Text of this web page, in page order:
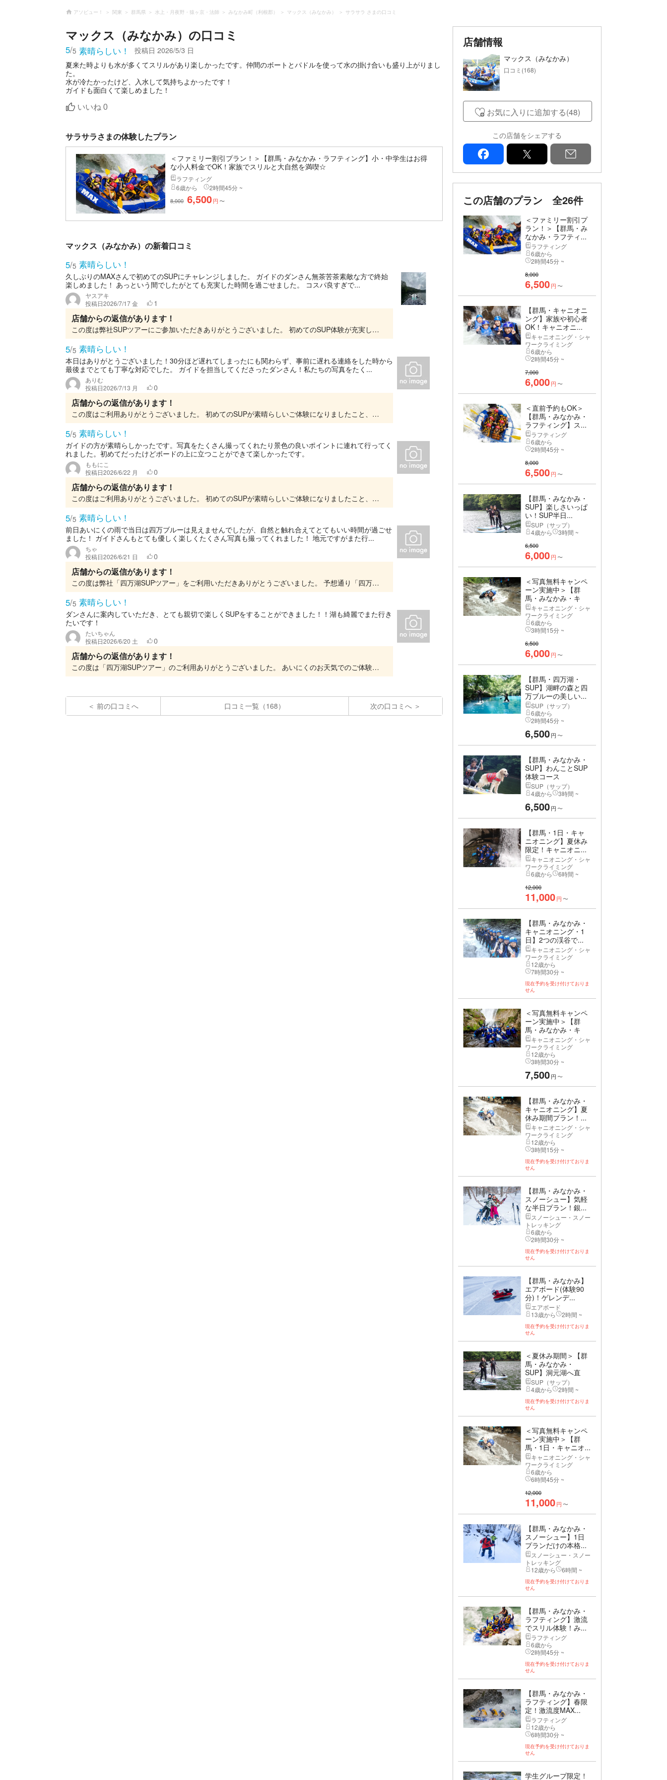
アソビュー！ 関東 群馬県 水上・月夜野・猿ヶ京・法師 みなかみ町（利根郡） マックス（みなかみ） サラサラ さまの口コミ
マックス（みなかみ） の口コミ
5/5 素晴らしい！ 投稿日 2026/5/3 日
夏来た時よりも水が多くてスリルがあり楽しかったです。仲間のボートとパドルを使って水の掛け合いも盛り上がりまし
た。
水が冷たかったけど、入水して気持ちよかったです！
ガイドも面白くて楽しめました！
いいね 0
サラサラさまの体験したプラン
＜ファミリー割引プラン！＞【群馬・みなかみ・ラフティング】小・中学生はお得
な小人料金でOK！家族でスリルと大自然を満喫☆
ラフティング
6歳から
2時間45分 ~
8,000 6,500円 〜
マックス（みなかみ）の新着口コミ
5/5 素晴らしい！
久しぶりのMAXさんで初めてのSUPにチャレンジしました。 ガイドのダンさん無茶苦茶素敵な方で終始
楽しめました！ あっという間でしたがとても充実した時間を過ごせました。 コスパ良すぎで...
ヤスアキ
投稿日2026/7/17 金 1
店舗からの返信があります！
この度は弊社SUPツアーにご参加いただきありがとうございました。 初めてのSUP体験が充実したお時間になりましたこと、私たちスタッフも嬉しく思います。 体験時間外も昔話をさせていただき...
5/5 素晴らしい！
本日はありがとうございました！30分ほど遅れてしまったにも関わらず、事前に遅れる連絡をした時から
最後までとても丁寧な対応でした。 ガイドを担当してくださったダンさん！私たちの写真をたく...
ありむ
投稿日2026/7/13 月 0
店舗からの返信があります！
この度はご利用ありがとうございました。 初めてのSUPが素晴らしいご体験になりましたこと、私たちスタッフも嬉しく思います。 担当ガイドにも素敵なコメントを頂戴しましたこと伝えておきます...
5/5 素晴らしい！
ガイドの方が素晴らしかったです。写真をたくさん撮ってくれたり景色の良いポイントに連れて行ってく
れました。初めてだったけどボードの上に立つことができて楽しかったです。
ももにこ
投稿日2026/6/22 月 0
店舗からの返信があります！
この度はご利用ありがとうございました。 初めてのSUPが素晴らしいご体験になりましたこと、私たちスタッフも嬉しく思います。 担当ガイドにも素敵なコメントを頂戴しましたこと伝えておきます...
5/5 素晴らしい！
前日あいにくの雨で当日は四万ブルーは見えませんでしたが、自然と触れ合えてとてもいい時間が過ごせ
ました！ ガイドさんもとても優しく楽しくたくさん写真も撮ってくれました！ 地元ですがまた行...
ちゃ
投稿日2026/6/21 日 0
店舗からの返信があります！
この度は弊社「四万湖SUPツアー」をご利用いただきありがとうございました。 予想通り「四万ブルー」はご覧いただけませんでしたが、お天気は予想が外れ雨も降らずお楽しみいただけましたこと、...
5/5 素晴らしい！
ダンさんに案内していただき、とても親切で楽しくSUPをすることができました！！湖も綺麗でまた行き
たいです！
たいちゃん
投稿日2026/6/20 土 0
店舗からの返信があります！
この度は「四万湖SUPツアー」のご利用ありがとうございました。 あいにくのお天気でのご体験でしたが、そのぶん湖上は他の利用者も少なく、静かな雰囲気の中お楽しみいただけたこと、また雨も降...
前の口コミへ 口コミ一覧（168） 次の口コミへ
店舗情報
マックス（みなかみ）
口コミ(168)
お気に入りに追加する(48)
この店舗をシェアする
facebook
この店舗のプラン 全26件
＜ファミリー割引プ
ラン！＞【群馬・み
なかみ・ラフティ...
ラフティング
6歳から
2時間45分 ~
8,000
6,500円 〜
【群馬・キャニオニ
ング】家族や初心者
OK！キャニオニ...
キャニオニング・シャ
ワークライミング
6歳から
2時間45分 ~
7,000
6,000円 〜
＜直前予約もOK＞
【群馬・みなかみ・
ラフティング】ス...
ラフティング
6歳から
2時間45分 ~
8,000
6,500円 〜
【群馬・みなかみ・
SUP】楽しさいっぱ
い！SUP半日...
SUP（サップ）
4歳から
3時間 ~
6,500
6,000円 〜
＜写真無料キャンペ
ーン実施中＞【群
馬・みなかみ・キ
ャ...キャニオニング・シャ
ワークライミング
6歳から
3時間15分 ~
6,500
6,000円 〜
【群馬・四万湖・
SUP】湖畔の森と四
万ブルーの美しい...
SUP（サップ）
6歳から
2時間45分 ~
6,500円 〜
【群馬・みなかみ・
SUP】わんことSUP
体験コース
SUP（サップ）
4歳から
3時間 ~
6,500円 〜
【群馬・1日・キャ
ニオニング】夏休み
限定！キャニオニ...
キャニオニング・シャ
ワークライミング
6歳から
6時間 ~
12,000
11,000円 〜
【群馬・みなかみ・
キャニオニング・1
日】2つの渓谷で...
キャニオニング・シャ
ワークライミング
12歳から
7時間30分 ~
現在予約を受け付けておりま
せん
＜写真無料キャンペ
ーン実施中＞【群
馬・みなかみ・キ
ャ...キャニオニング・シャ
ワークライミング
12歳から
3時間30分 ~
7,500円 〜
【群馬・みなかみ・
キャニオニング】夏
休み期間プラン！...
キャニオニング・シャ
ワークライミング
12歳から
3時間15分 ~
現在予約を受け付けておりま
せん
【群馬・みなかみ・
スノーシュー】気軽
な半日プラン！銀...
スノーシュー・スノー
トレッキング
6歳から
2時間30分 ~
現在予約を受け付けておりま
せん
【群馬・みなかみ】
エアボード(体験90
分)！ゲレンデ...
エアボード
13歳から
2時間 ~
現在予約を受け付けておりま
せん
＜夏休み期間＞【群
馬・みなかみ・
SUP】洞元湖へ直
接...SUP（サップ）
4歳から
2時間 ~
現在予約を受け付けておりま
せん
＜写真無料キャンペ
ーン実施中＞【群
馬・1日・キャニオ...
キャニオニング・シャ
ワークライミング
6歳から
6時間45分 ~
12,000
11,000円 〜
【群馬・みなかみ・
スノーシュー】1日
プランだけの本格...
スノーシュー・スノー
トレッキング
12歳から
6時間 ~
現在予約を受け付けておりま
せん
【群馬・みなかみ・
ラフティング】激流
でスリル体験！み...
ラフティング
6歳から
2時間45分 ~
現在予約を受け付けておりま
せん
【群馬・みなかみ・
ラフティング】春限
定！激流度MAX...
ラフティング
12歳から
6時間30分 ~
現在予約を受け付けておりま
せん
学生グループ限定！